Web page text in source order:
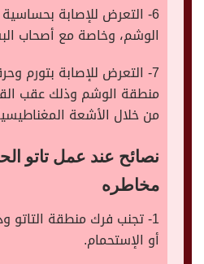
6- التعرض للإصابة
الوشم، وخاصة مع أصحاب
7- التعرض للإصابة بتورم
منطقة الوشم وذلك عقب
من خلال الأشعة
نصائح عند عمل تاتو
مخاطره
1- تجنب فرك منطقة التاتو
أو الإستحمام.